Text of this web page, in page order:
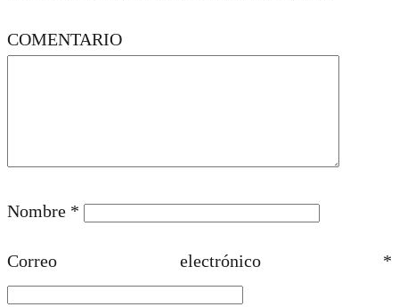
COMENTARIO
Nombre *
Correo electrónico *